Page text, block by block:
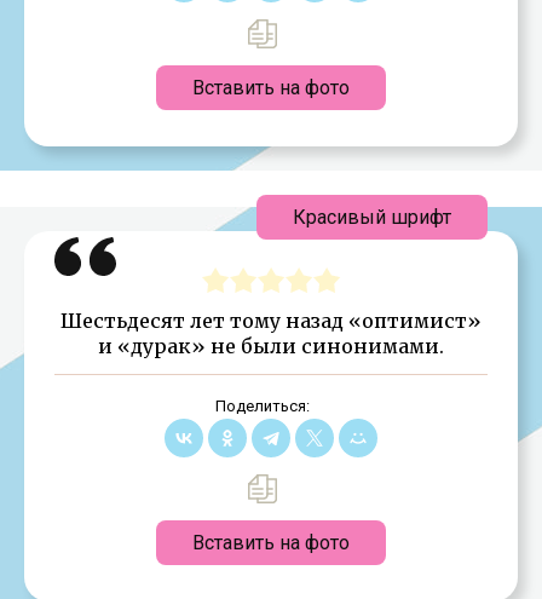
Вставить на фото
Шестьдесят лет тому назад «оптимист»
и «дурак» не были синонимами.
Поделиться:
Вставить на фото
Красивый шрифт